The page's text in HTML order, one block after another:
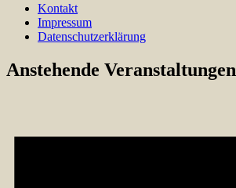
Kontakt
Impressum
Datenschutzerklärung
Anstehende Veranstaltungen